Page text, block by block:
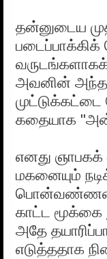
தன்னுடைய
வருடங்களாகக்
அவனின் அந்த
கதையாக
எனது ஞாபகக்
மகனையும்
காட்ட மூக்கை
அதே
எடுத்ததாக